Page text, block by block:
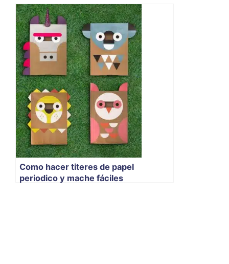
Como hacer titeres de papel
periodico y mache fáciles